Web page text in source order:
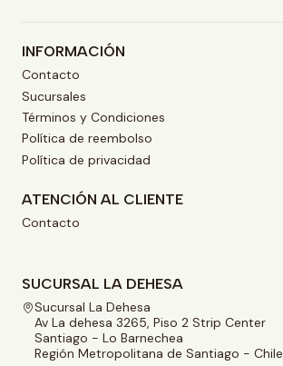
INFORMACIÓN
Contacto
Sucursales
Términos y Condiciones
Política de reembolso
Política de privacidad
ATENCIÓN AL CLIENTE
Contacto
SUCURSAL LA DEHESA
Sucursal La Dehesa
Av La dehesa 3265, Piso 2 Strip Center
Santiago - Lo Barnechea
Región Metropolitana de Santiago - Chile